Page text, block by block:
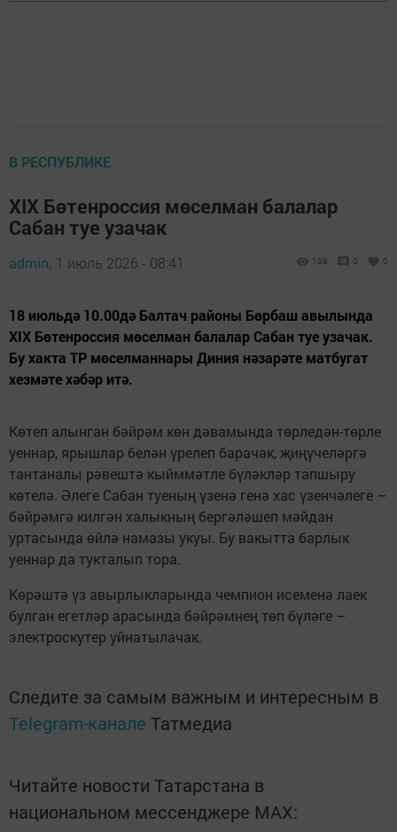
В РЕСПУБЛИКЕ
XIX Бөтенроссия мөселман балалар
Сабан туе узачак
admin, 1 июль 2026 - 08:41 138 0 0
18 июльдә 10.00дә Балтач районы Бөрбаш авылында
XIX Бөтенроссия мөселман балалар Сабан туе узачак.
Бу хакта ТР мөселманнары Диния нәзарәте матбугат
хезмәте хәбәр итә.
Көтеп алынган бәйрәм көн дәвамында төрледән-төрле
уеннар, ярышлар белән үрелеп барачак, җиңүчеләргә
тантаналы рәвештә кыйммәтле бүләкләр тапшыру
көтелә. Әлеге Сабан туеның үзенә генә хас үзенчәлеге –
бәйрәмгә килгән халыкның бергәләшеп мәйдан
уртасында өйлә намазы укуы. Бу вакытта барлык
уеннар да тукталып тора.
Көрәштә үз авырлыкларында чемпион исеменә лаек
булган егетләр арасында бәйрәмнең төп бүләге –
электроскутер уйнатылачак.
Следите за самым важным и интересным в
Telegram-канале Татмедиа
Читайте новости Татарстана в
национальном мессенджере MАХ: